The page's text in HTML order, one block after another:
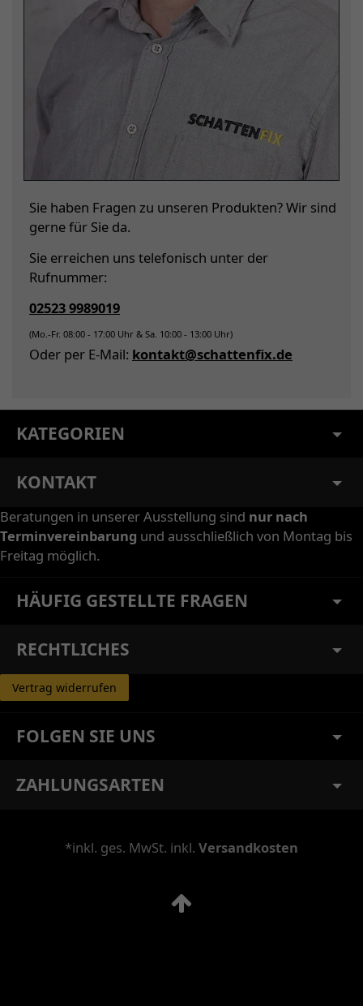
Sie haben Fragen zu unseren Produkten? Wir sind
gerne für Sie da.
Sie erreichen uns telefonisch unter der
Rufnummer:
02523 9989019
(Mo.-Fr. 08:00 - 17:00 Uhr & Sa. 10:00 - 13:00 Uhr)
Oder per E-Mail: kontakt@schattenfix.de
KATEGORIEN
KONTAKT
Beratungen in unserer Ausstellung sind nur nach
Terminvereinbarung und ausschließlich von Montag bis
Freitag möglich.
HÄUFIG GESTELLTE FRAGEN
RECHTLICHES
Vertrag widerrufen
FOLGEN SIE UNS
ZAHLUNGSARTEN
*inkl. ges. MwSt. inkl. Versandkosten